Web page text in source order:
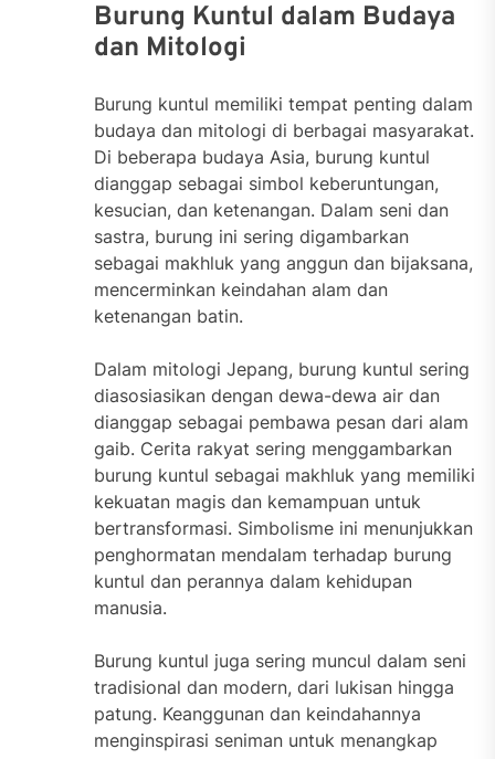
Burung Kuntul dalam Budaya
dan Mitologi
Burung kuntul memiliki tempat penting dalam
budaya dan mitologi di berbagai masyarakat.
Di beberapa budaya Asia, burung kuntul
dianggap sebagai simbol keberuntungan,
kesucian, dan ketenangan. Dalam seni dan
sastra, burung ini sering digambarkan
sebagai makhluk yang anggun dan bijaksana,
mencerminkan keindahan alam dan
ketenangan batin.
Dalam mitologi Jepang, burung kuntul sering
diasosiasikan dengan dewa-dewa air dan
dianggap sebagai pembawa pesan dari alam
gaib. Cerita rakyat sering menggambarkan
burung kuntul sebagai makhluk yang memiliki
kekuatan magis dan kemampuan untuk
bertransformasi. Simbolisme ini menunjukkan
penghormatan mendalam terhadap burung
kuntul dan perannya dalam kehidupan
manusia.
Burung kuntul juga sering muncul dalam seni
tradisional dan modern, dari lukisan hingga
patung. Keanggunan dan keindahannya
menginspirasi seniman untuk menangkap